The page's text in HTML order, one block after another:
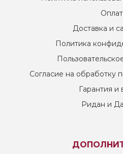
Доставка и
Политика
Согласие на обработку
Гарантия и
Ридан и